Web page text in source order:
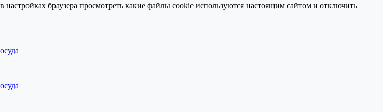
браузера просмотреть какие файлы cookie используются настоящим сайтом и отключить